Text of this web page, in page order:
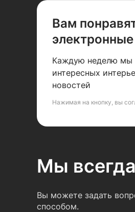
Вам
Каждую неделю мы
интересных
новостей
Нажимая на кнопку, вы
Мы
Вы можете задать
способом.